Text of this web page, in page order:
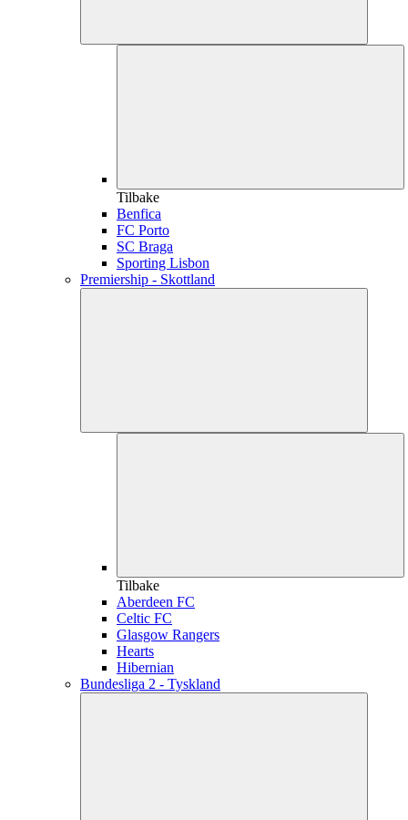
Tilbake
Benfica
FC Porto
SC Braga
Sporting Lisbon
Premiership - Skottland
Tilbake
Aberdeen FC
Celtic FC
Glasgow Rangers
Hearts
Hibernian
Bundesliga 2 - Tyskland